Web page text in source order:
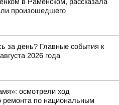
произошедшего
за день? Главные события к
2026 года
осмотрели ход
ремонта по национальным